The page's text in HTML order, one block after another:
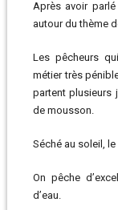
Après avoir
autour du thème
Les pêcheurs
métier très
partent plusieurs
de mousson.
Séché au soleil,
On pêche
d’eau.